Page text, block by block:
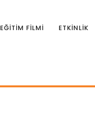
EĞİTİM FİLMİ ETKİNLİK